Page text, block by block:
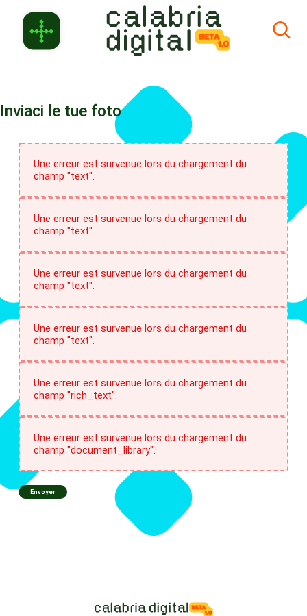
Inviaci le tue foto
Une erreur est survenue lors du chargement du
champ "text".
Une erreur est survenue lors du chargement du
champ "text".
Une erreur est survenue lors du chargement du
champ "text".
Une erreur est survenue lors du chargement du
champ "text".
Une erreur est survenue lors du chargement du
champ "rich_text".
Une erreur est survenue lors du chargement du
champ "document_library".
Envoyer